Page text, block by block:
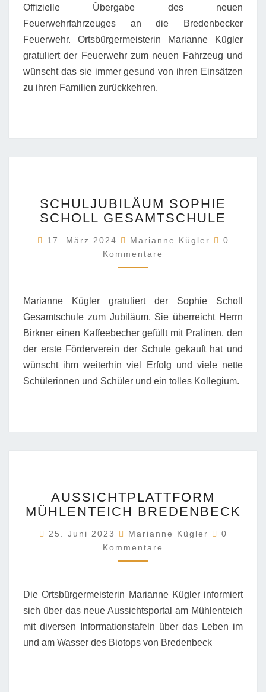
Offizielle Übergabe des neuen
Feuerwehrfahrzeuges an die Bredenbecker
Feuerwehr. Ortsbürgermeisterin Marianne Kügler
gratuliert der Feuerwehr zum neuen Fahrzeug und
wünscht das sie immer gesund von ihren Einsätzen
zu ihren Familien zurückkehren.
SOPHIE
SCHOLL
SCHULJUBILÄUM SOPHIE
SCHOLL GESAMTSCHULE
17. März 2024 Marianne Kügler
0
Kommentare
Marianne Kügler gratuliert der Sophie Scholl
Gesamtschule zum Jubiläum. Sie überreicht Herrn
Birkner einen Kaffeebecher gefüllt mit Pralinen, den
der erste Förderverein der Schule gekauft hat und
wünscht ihm weiterhin viel Erfolg und viele nette
Schülerinnen und Schüler und ein tolles Kollegium.
MÜHLENTEICH
BREDENBECK
AUSSICHTPLATTFORM
MÜHLENTEICH BREDENBECK
25. Juni 2023 Marianne Kügler
0
Kommentare
Die Ortsbürgermeisterin Marianne Kügler informiert
sich über das neue Aussichtsportal am Mühlenteich
mit diversen Informationstafeln über das Leben im
und am Wasser des Biotops von Bredenbeck